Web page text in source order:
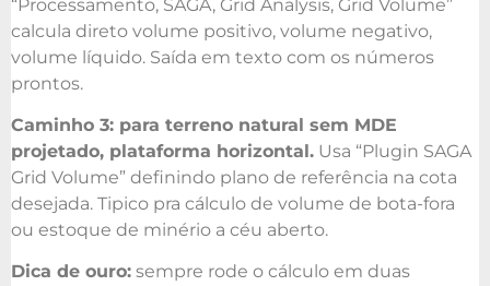
“Processamento, SAGA, Grid Analysis, Grid Volume”
calcula direto volume positivo, volume negativo,
volume líquido. Saída em texto com os números
prontos.
Caminho 3: para terreno natural sem MDE
projetado, plataforma horizontal. Usa “Plugin SAGA
Grid Volume” definindo plano de referência na cota
desejada. Tipico pra cálculo de volume de bota-fora
ou estoque de minério a céu aberto.
Dica de ouro: sempre rode o cálculo em duas